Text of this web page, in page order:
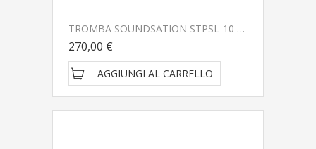
TROMBA SOUNDSATION STPSL-10 SILVER
270,00 €
AGGIUNGI AL CARRELLO